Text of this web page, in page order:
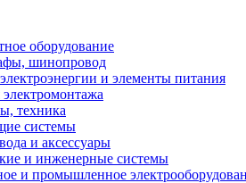
оборудование
шинопровод
и элементы питания
техника
системы
и аксессуары
и инженерные системы
и промышленное